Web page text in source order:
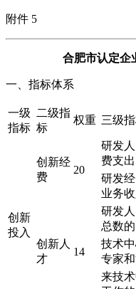
附件 5
合肥市认定企
一、指标体系
一级
指标
二级指
标
权重 三级
创新
投入
创新经
费
20
研发
费支出
研发
业务
创新人
才
14
研发
总数
技术
专家
来技